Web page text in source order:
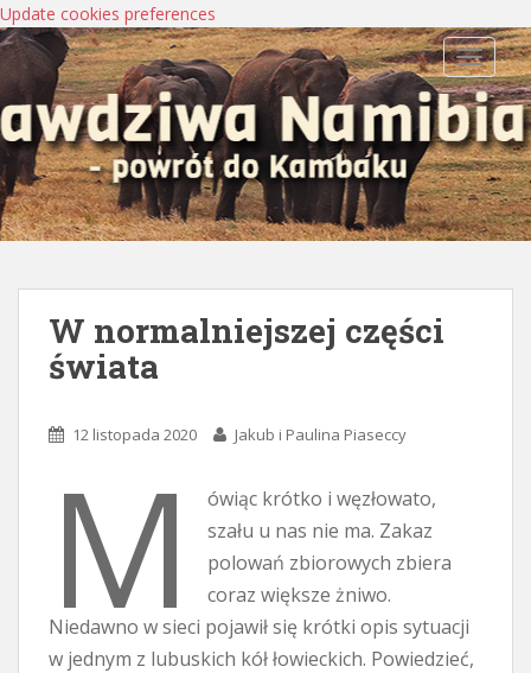
Update cookies preferences
W normalniejszej części
świata
12 listopada 2020 Jakub i Paulina Piaseccy
M
ówiąc krótko i węzłowato,
szału u nas nie ma. Zakaz
polowań zbiorowych zbiera
coraz większe żniwo.
Niedawno w sieci pojawił się krótki opis sytuacji
w jednym z lubuskich kół łowieckich. Powiedzieć,